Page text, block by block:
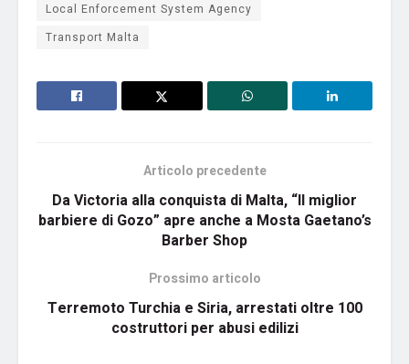
Local Enforcement System Agency
Transport Malta
Articolo precedente
Da Victoria alla conquista di Malta, “Il miglior
barbiere di Gozo” apre anche a Mosta Gaetano’s
Barber Shop
Prossimo articolo
Terremoto Turchia e Siria, arrestati oltre 100
costruttori per abusi edilizi